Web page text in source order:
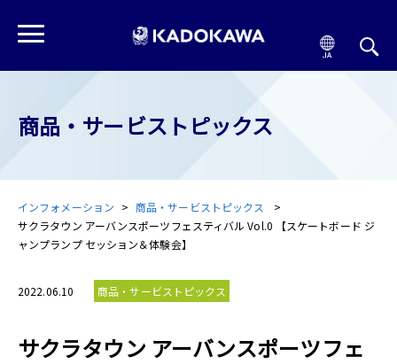
商品・サービストピックス
インフォメーション
商品・サービストピックス
サクラタウン アーバンスポーツフェスティバル Vol.0 【スケートボード ジ
ャンプランプ セッション＆体験会】
2022.06.10 商品・サービストピックス
サクラタウン アーバンスポーツフェ